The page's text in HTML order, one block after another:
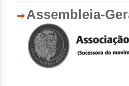
Assembleia-